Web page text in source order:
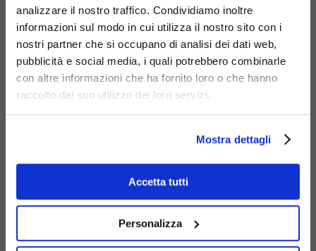
analizzare il nostro traffico. Condividiamo inoltre
informazioni sul modo in cui utilizza il nostro sito con i
nostri partner che si occupano di analisi dei dati web,
pubblicità e social media, i quali potrebbero combinarle
con altre informazioni che ha fornito loro o che hanno
raccolto dal suo utilizzo dei loro servizi.
Mostra dettagli
Accetta tutti
Personalizza
Materiali